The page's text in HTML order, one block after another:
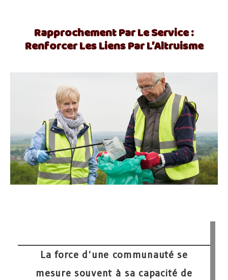
Rapprochement Par Le Service :
Renforcer Les Liens Par L’Altruisme
La force d’une communauté se
mesure souvent à sa capacité de